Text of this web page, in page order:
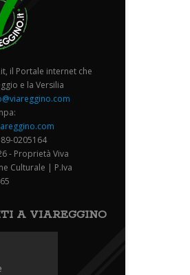
il Portale internet che
e la Versilia
0205164
- Proprietà Viva
Culturale | P.Iva
A VIAREGGINO